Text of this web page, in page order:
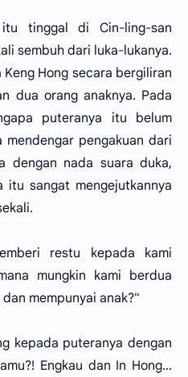
tinggal di Cin-ling-san
sembuh dari luka-lukanya.
Hong secara bergiliran
dua orang anaknya. Pada
puteranya itu belum
mendengar pengakuan dari
dengan nada suara duka,
itu sangat mengejutkannya
restu kepada kami
mungkin kami berdua
mempunyai anak?"
kepada puteranya dengan
Engkau dan In Hong...